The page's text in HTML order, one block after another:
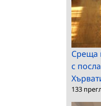
Среща
с
133